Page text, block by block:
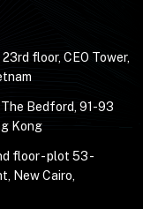
23rd floor, CEO Tower,
The Bedford, 91-93
Kong
floor - plot 53 -
New Cairo,